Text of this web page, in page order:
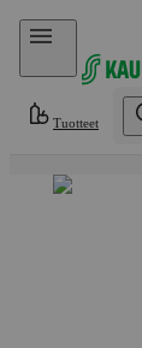
Hyppää sisältöön
Tuotteet